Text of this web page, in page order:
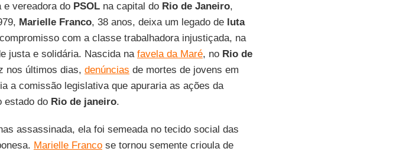
e vereadora do PSOLna capital do Rio de Janeiro,
Marielle Franco, 38 anos, deixa um legado de luta
com a classe trabalhadora injustiçada, na
justa e solidária. Nascida na favela da Maré, no Rio de
nos últimos dias, denúncias de mortes de jovens em
a comissão legislativa que apuraria as ações da
estado do Rio de janeiro.
assassinada, ela foi semeada no tecido social das
Marielle Francose tornou semente crioula de